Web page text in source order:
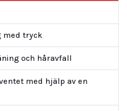
med tryck
och håravfall
med hjälp av en